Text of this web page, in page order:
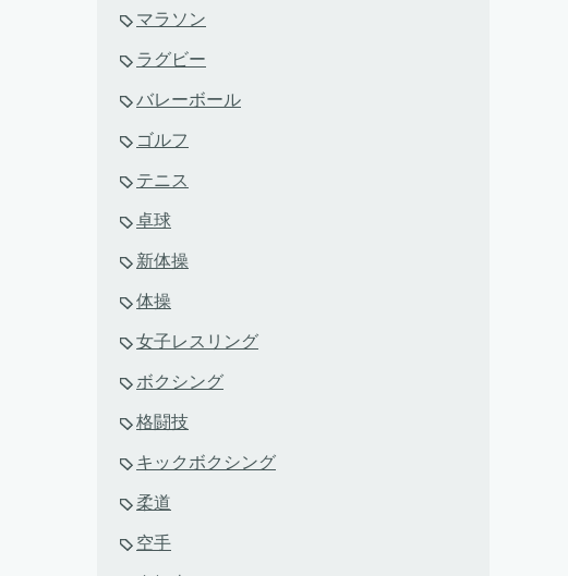
マラソン
ラグビー
バレーボール
ゴルフ
テニス
卓球
新体操
体操
女子レスリング
ボクシング
格闘技
キックボクシング
柔道
空手